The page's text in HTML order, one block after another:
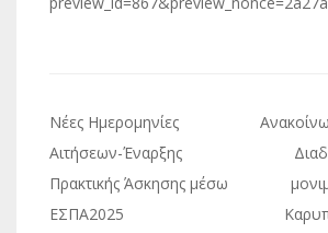
Πλοήγηση
άρθρων
Νέες Ημερομηνίες
Αιτήσεων-Έναρξης
Πρακτικής Άσκησης μέσω
ΕΣΠΑ2025